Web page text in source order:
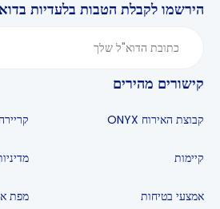
הירשמו לקבלת הטבות בלעדיות
קישורים מהירים
קבוצת האירוח ONYX
קיימות
אמצעי בטיחות מפת